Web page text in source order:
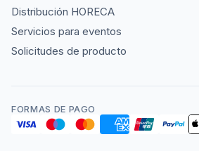
Distribución HORECA
Servicios para eventos
Solicitudes de producto
FORMAS DE PAGO